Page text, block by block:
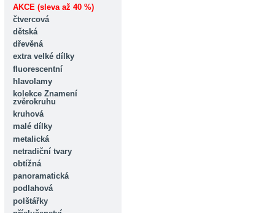
AKCE (sleva až 40 %)
čtvercová
dětská
dřevěná
extra velké dílky
fluorescentní
hlavolamy
kolekce Znamení
zvěrokruhu
kruhová
malé dílky
metalická
netradiční tvary
obtížná
panoramatická
podlahová
polštářky